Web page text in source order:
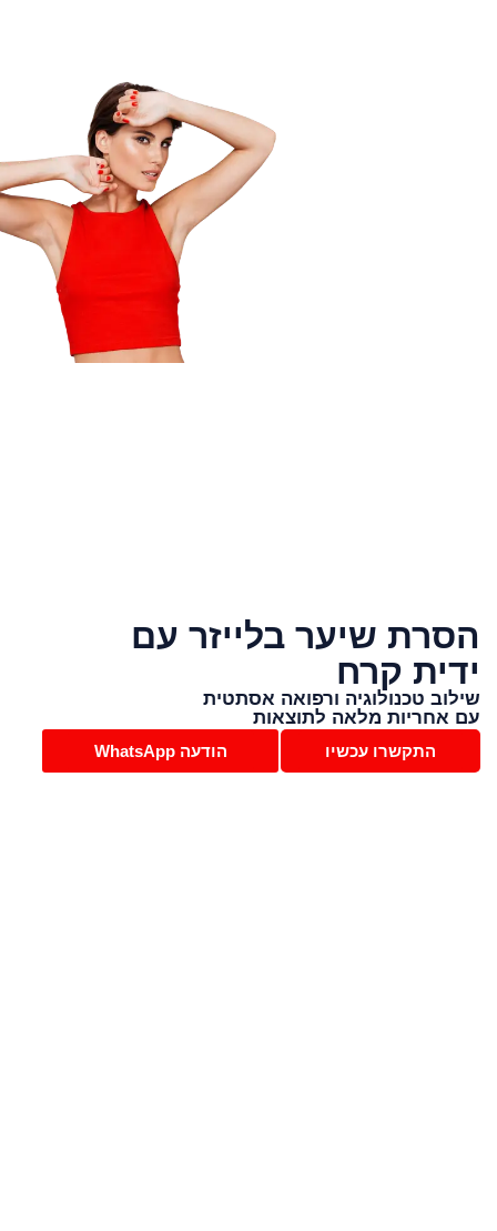
הסרת שיער בלייזר עם
ידית קרח
שילוב טכנולוגיה ורפואה אסתטית
עם אחריות מלאה לתוצאות
התקשרו עכשיו הודעה WhatsApp